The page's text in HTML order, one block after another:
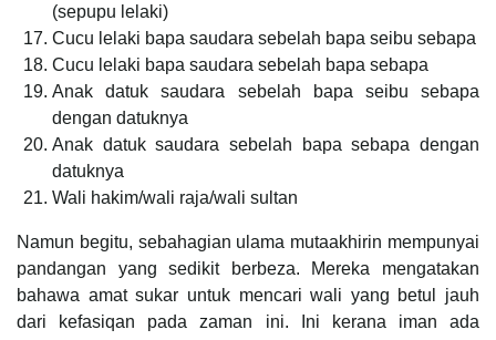
(sepupu lelaki)
Cucu lelaki bapa saudara sebelah bapa seibu sebapa
Cucu lelaki bapa saudara sebelah bapa sebapa
Anak datuk saudara sebelah bapa seibu sebapa
dengan datuknya
Anak datuk saudara sebelah bapa sebapa dengan
datuknya
Wali hakim/wali raja/wali sultan
Namun begitu, sebahagian ulama mutaakhirin mempunyai
pandangan yang sedikit berbeza. Mereka mengatakan
bahawa amat sukar untuk mencari wali yang betul jauh
dari kefasiqan pada zaman ini. Ini kerana iman ada